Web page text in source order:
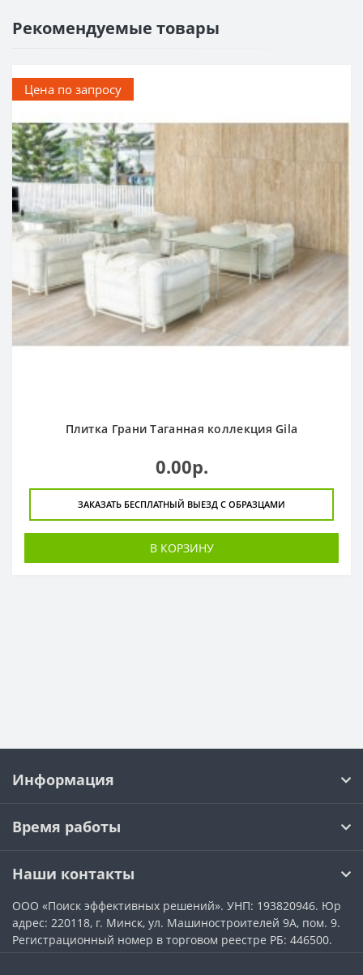
Рекомендуемые товары
Цена по запросу
Плитка Грани Таганная коллекция Gila
0.00р.
ЗАКАЗАТЬ БЕСПЛАТНЫЙ ВЫЕЗД С ОБРАЗЦАМИ
В КОРЗИНУ
Информация
Время работы
Наши контакты
ООО «Поиск эффективных решений». УНП: 193820946. Юр
адрес: 220118, г. Минск, ул. Машиностроителей 9А, пом. 9.
Регистрационный номер в торговом реестре РБ: 446500.